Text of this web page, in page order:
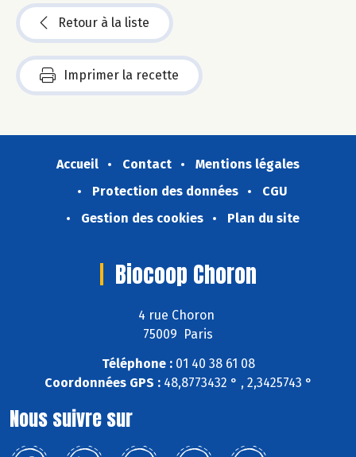
Retour à la liste
Imprimer la recette
Accueil Contact
Mentions légales
Protection des données
CGU
Gestion des cookies
Plan du site
Biocoop Choron
4 rue Choron
75009 Paris
Téléphone :01 40 38 61 08
Coordonnées GPS :48,8773432 ° , 2,3425743 °
Nous suivre sur